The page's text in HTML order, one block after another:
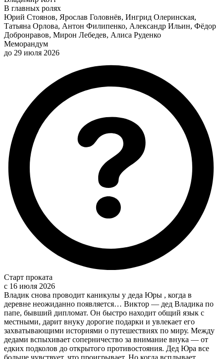
В главных ролях
Юрий Стоянов, Ярослав Головнёв, Ингрид Олеринская,
Татьяна Орлова, Антон Филипенко, Александр Ильин, Фёдор
Добронравов, Мирон Лебедев, Алиса Руденко
Меморандум
до 29 июля 2026
Старт проката
c 16 июля 2026
Владик снова проводит каникулы у деда Юры , когда в
деревне неожиданно появляется… Виктор — дед Владика по
папе, бывший дипломат. Он быстро находит общий язык с
местными, дарит внуку дорогие подарки и увлекает его
захватывающими историями о путешествиях по миру. Между
дедами вспыхивает соперничество за внимание внука — от
едких подколов до открытого противостояния. Дед Юра все
больше чувствует, что проигрывает. Но когда всплывает